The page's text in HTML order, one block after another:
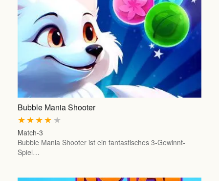
Bubble Mania Shooter
★
★
★
★
★
Match-3
Bubble Mania Shooter ist ein fantastisches 3-Gewinnt-
Spiel…